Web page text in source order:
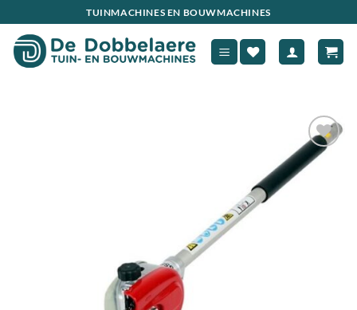
naar
inhoud
TUINMACHINES EN BOUWMACHINES
Toevoegen
aan
verlanglijst